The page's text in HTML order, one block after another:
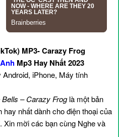
MP3- Carazy Frog
Mp3 Hay Nhất 2023
iPhone, Máy tính
– Carazy Froglà một bản
nhất dành cho điện thoại của
Xin mời các bạn cùng Nghe và